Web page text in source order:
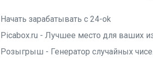
Начать зарабатывать с 24-ok
Picabox.ru - Лучшее место для ваших
Розыгрыш - Генератор случайных